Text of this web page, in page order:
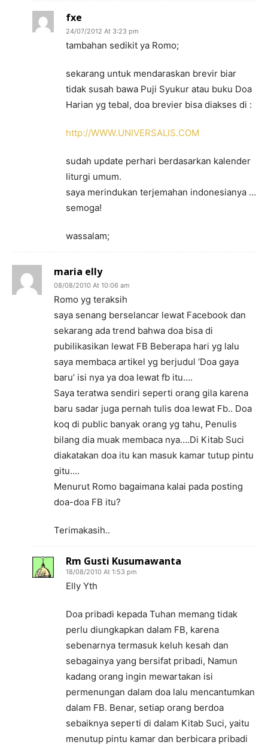
fxe
24/07/2012 At 3:23 pm
tambahan sedikit ya Romo;
sekarang untuk mendaraskan brevir biar
tidak susah bawa Puji Syukur atau buku Doa
Harian yg tebal, doa brevier bisa diakses di :
http://WWW.UNIVERSALIS.COM
sudah update perhari berdasarkan kalender
liturgi umum.
saya merindukan terjemahan indonesianya …
semoga!
wassalam;
maria elly
08/08/2010 At 10:06 am
Romo yg teraksih
saya senang berselancar lewat Facebook dan
sekarang ada trend bahwa doa bisa di
pubilikasikan lewat FB Beberapa hari yg lalu
saya membaca artikel yg berjudul ‘Doa gaya
baru’ isi nya ya doa lewat fb itu….
Saya teratwa sendiri seperti orang gila karena
baru sadar juga pernah tulis doa lewat Fb.. Doa
koq di public banyak orang yg tahu, Penulis
bilang dia muak membaca nya….Di Kitab Suci
diakatakan doa itu kan masuk kamar tutup pintu
gitu….
Menurut Romo bagaimana kalai pada posting
doa-doa FB itu?
Terimakasih..
Rm Gusti Kusumawanta
18/08/2010 At 1:53 pm
Elly Yth
Doa pribadi kepada Tuhan memang tidak
perlu diungkapkan dalam FB, karena
sebenarnya termasuk keluh kesah dan
sebagainya yang bersifat pribadi, Namun
kadang orang ingin mewartakan isi
permenungan dalam doa lalu mencantumkan
dalam FB. Benar, setiap orang berdoa
sebaiknya seperti di dalam Kitab Suci, yaitu
menutup pintu kamar dan berbicara pribadi